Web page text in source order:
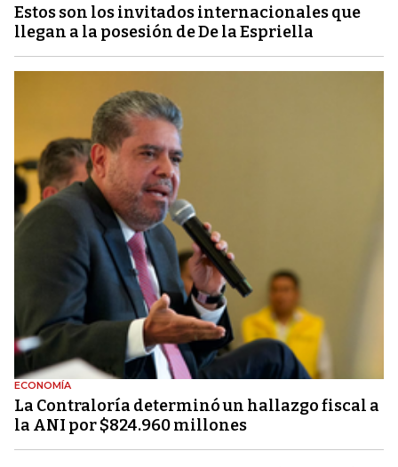
Estos son los invitados internacionales que
llegan a la posesión de De la Espriella
ECONOMÍA
La Contraloría determinó un hallazgo fiscal a
la ANI por $824.960 millones